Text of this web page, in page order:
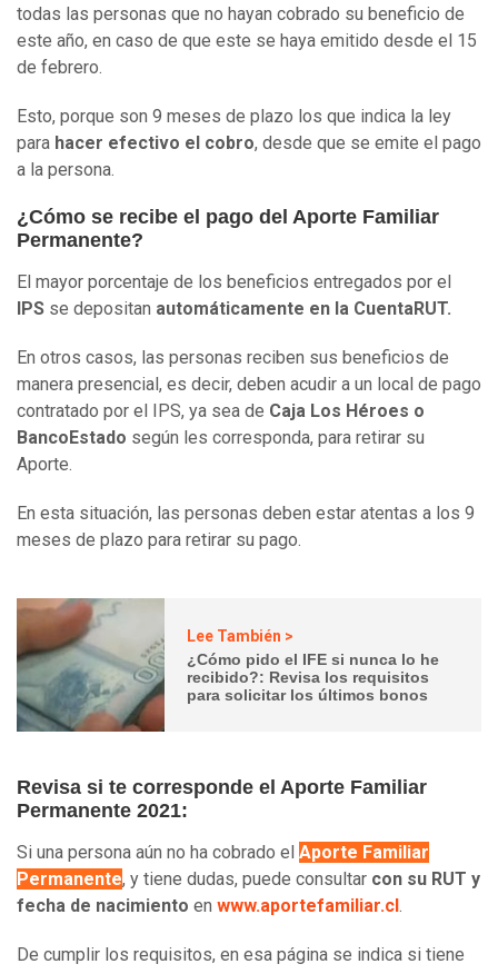
todas las personas que no hayan cobrado su beneficio de
este año, en caso de que este se haya emitido desde el 15
de febrero.
Esto, porque son 9 meses de plazo los que indica la ley
para hacer efectivo el cobro, desde que se emite el pago
a la persona.
¿Cómo se recibe el pago del Aporte Familiar
Permanente?
El mayor porcentaje de los beneficios entregados por el
IPS se depositan automáticamente en la CuentaRUT.
En otros casos, las personas reciben sus beneficios de
manera presencial, es decir, deben acudir a un local de pago
contratado por el IPS, ya sea de Caja Los Héroes o
BancoEstado según les corresponda, para retirar su
Aporte.
En esta situación, las personas deben estar atentas a los 9
meses de plazo para retirar su pago.
Lee También >
¿Cómo pido el IFE si nunca lo he
recibido?: Revisa los requisitos
para solicitar los últimos bonos
Revisa si te corresponde el Aporte Familiar
Permanente 2021:
Si una persona aún no ha cobrado el Aporte Familiar
Permanente, y tiene dudas, puede consultar con su RUT y
fecha de nacimiento en www.aportefamiliar.cl .
De cumplir los requisitos, en esa página se indica si tiene